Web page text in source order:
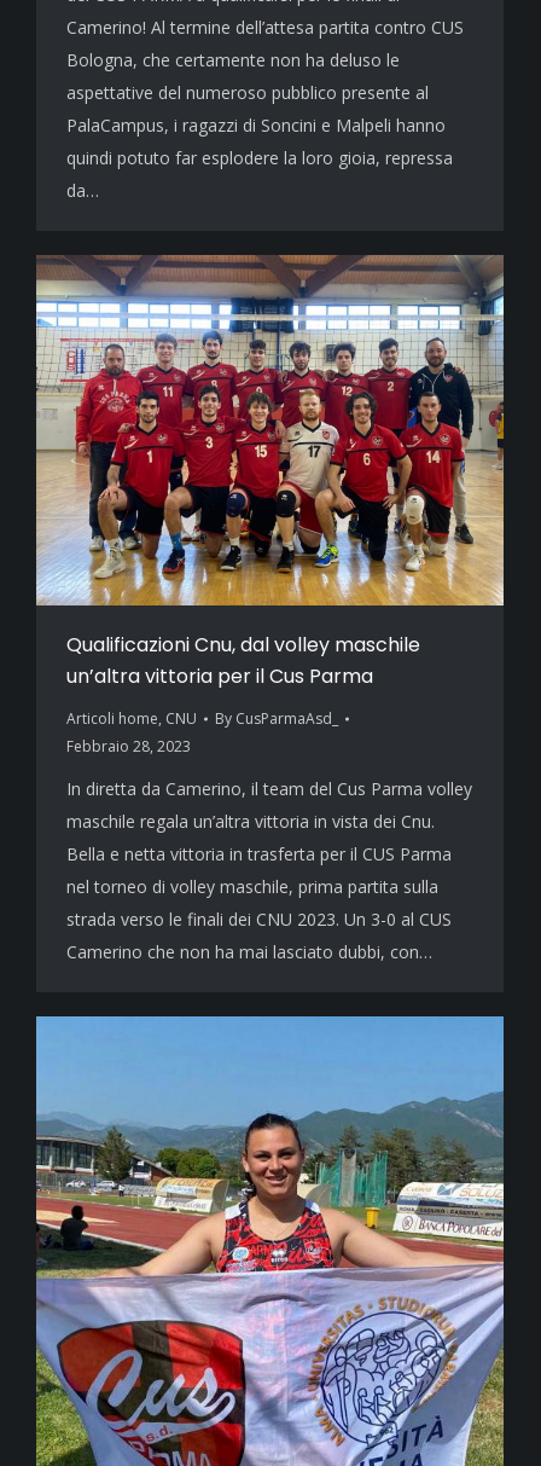
Camerino! Al termine dell’attesa partita contro CUS
Bologna, che certamente non ha deluso le
aspettative del numeroso pubblico presente al
PalaCampus, i ragazzi di Soncini e Malpeli hanno
quindi potuto far esplodere la loro gioia, repressa
da…
Qualificazioni Cnu, dal volley maschile
un’altra vittoria per il Cus Parma
Articoli home, CNU By CusParmaAsd_
Febbraio 28, 2023
In diretta da Camerino, il team del Cus Parma volley
maschile regala un’altra vittoria in vista dei Cnu.
Bella e netta vittoria in trasferta per il CUS Parma
nel torneo di volley maschile, prima partita sulla
strada verso le finali dei CNU 2023. Un 3-0 al CUS
Camerino che non ha mai lasciato dubbi, con…